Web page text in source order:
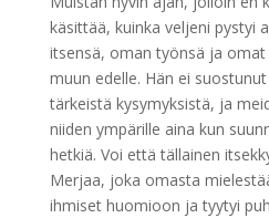
käsittää, kuinka veljeni pystyi
itsensä, oman työnsä ja omat
muun edelle. Hän ei
tärkeistä kysymyksistä, ja
niiden ympärille aina kun
hetkiä. Voi että tällainen
Merjaa, joka omasta
ihmiset huomioon ja tyytyi